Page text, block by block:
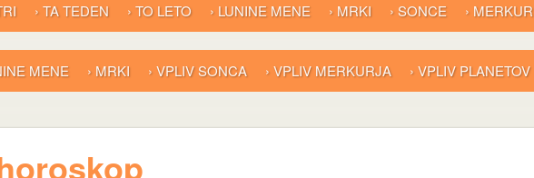
› TA TEDEN › TO LETO › LUNINE MENE › MRKI › SONCE › MERKUR
MENE › MRKI › VPLIV SONCA › VPLIV MERKURJA › VPLIV PLANETOV